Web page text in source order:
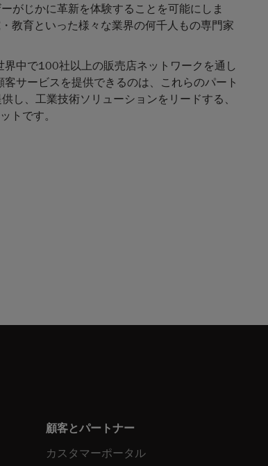
がじかに革新を体験することを可能にしま
教育といった様々な業界の何千人もの専門家
中で100社以上の販売店ネットワークを通し
サービスを提供できるのは、これらのパート
し、工業技術ソリューションをリードする、
トです。
顧客とパートナー
カスタマーポータル